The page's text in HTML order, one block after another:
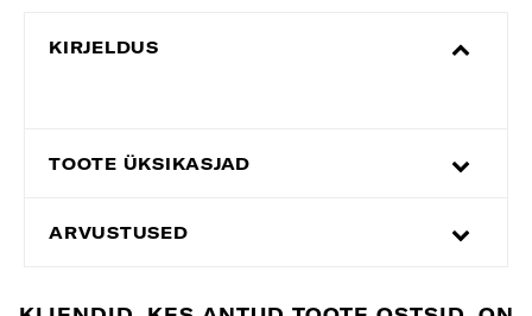
KIRJELDUS
TOOTE ÜKSIKASJAD
ARVUSTUSED